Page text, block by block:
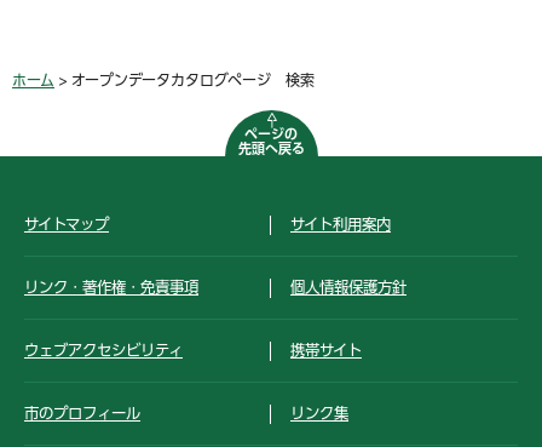
ホーム > オープンデータカタログページ 検索
ページの
先頭へ戻る
サイトマップ サイト利用案内
リンク・著作権・免責事項 個人情報保護方針
ウェブアクセシビリティ 携帯サイト
市のプロフィール リンク集